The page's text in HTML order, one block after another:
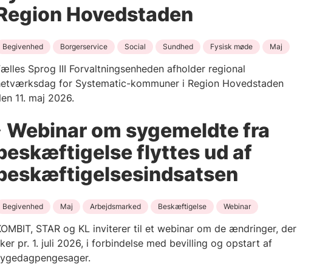
Hovedstaden
Begivenhed Borgerservice Social Sundhed Fysisk møde Maj
Sprog III Forvaltningsenheden afholder regional
for Systematic-kommuner i Region Hovedstaden
11. maj 2026.
Webinar om sygemeldte fra
flyttes ud af
Begivenhed Maj Arbejdsmarked Beskæftigelse Webinar
STAR og KL inviterer til et webinar om de ændringer, der
pr. 1. juli 2026, i forbindelse med bevilling og opstart af